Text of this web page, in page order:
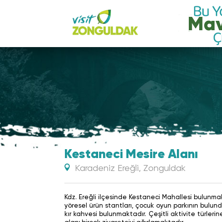
Kestaneci Mesire Alanı
Karadeniz Ereğli, Zonguldak
Kdz. Ereğli ilçesinde Kestaneci Mahallesi
yöresel ürün stantları, çocuk oyun parkının
kır kahvesi bulunmaktadır. Çeşitli aktivite